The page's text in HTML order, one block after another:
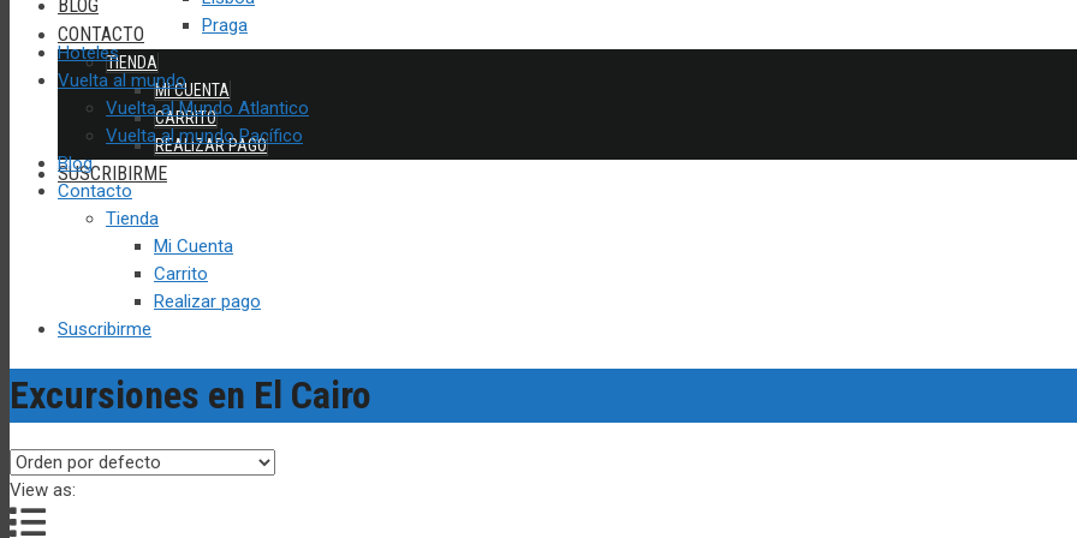
BLOG
CONTACTO
TIENDA
MI CUENTA
CARRITO
REALIZAR PAGO
SUSCRIBIRME
Praga
Hoteles
Vuelta al mundo
Vuelta al Mundo Atlantico
Vuelta al mundo Pacífico
Blog
Contacto
Tienda
Mi Cuenta
Carrito
Realizar pago
Suscribirme
Excursiones en El Cairo
View as: